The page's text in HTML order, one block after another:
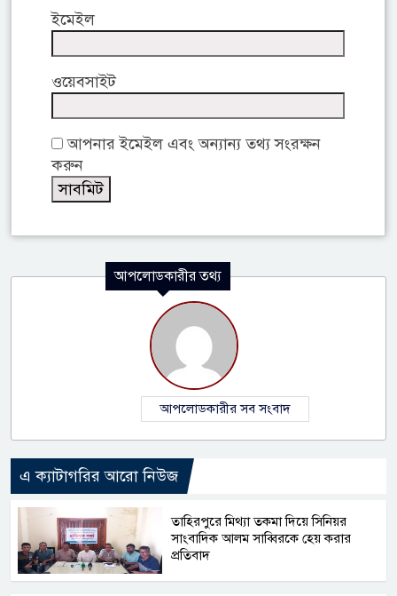
ইমেইল
ওয়েবসাইট
আপনার ইমেইল এবং অন্যান্য তথ্য সংরক্ষন
করুন
আপলোডকারীর তথ্য
আপলোডকারীর সব সংবাদ
এ ক্যাটাগরির আরো নিউজ
তাহিরপুরে মিথ্যা তকমা দিয়ে সিনিয়র
সাংবাদিক আলম সাব্বিরকে হেয় করার
প্রতিবাদ